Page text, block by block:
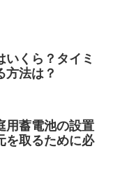
くら？タイミ
方法は？
用蓄電池の設置
を取るために必